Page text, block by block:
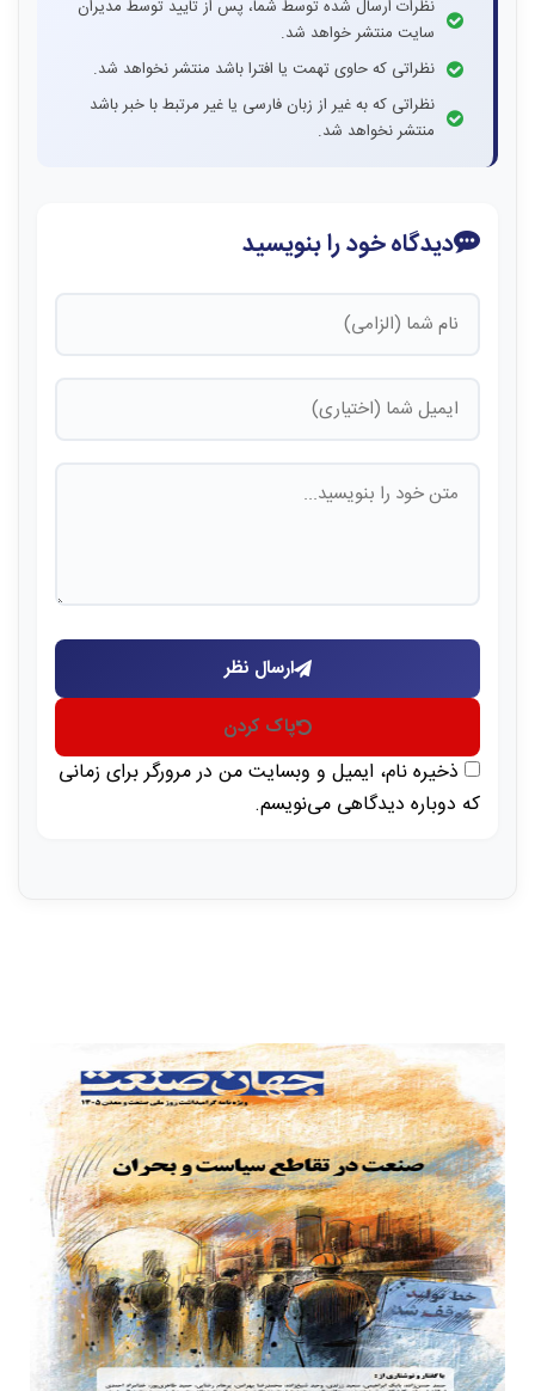
نظرات ارسال شده توسط شما، پس از تایید توسط مدیران
سایت منتشر خواهد شد.
نظراتی که حاوی تهمت یا افترا باشد منتشر نخواهد شد.
نظراتی که به غیر از زبان فارسی یا غیر مرتبط با خبر باشد
منتشر نخواهد شد.
دیدگاه خود را بنویسید
ارسال نظر
پاک کردن
ذخیره نام، ایمیل و وبسایت من در مرورگر برای زمانی
که دوباره دیدگاهی می‌نویسم.